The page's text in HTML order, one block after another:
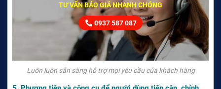
TƯ VẤN BÁO GIÁ NHANH CHÓNG
0937 587 087
Luôn luôn sẵn sàng hỗ trợ mọi yêu cầu của khách hàng